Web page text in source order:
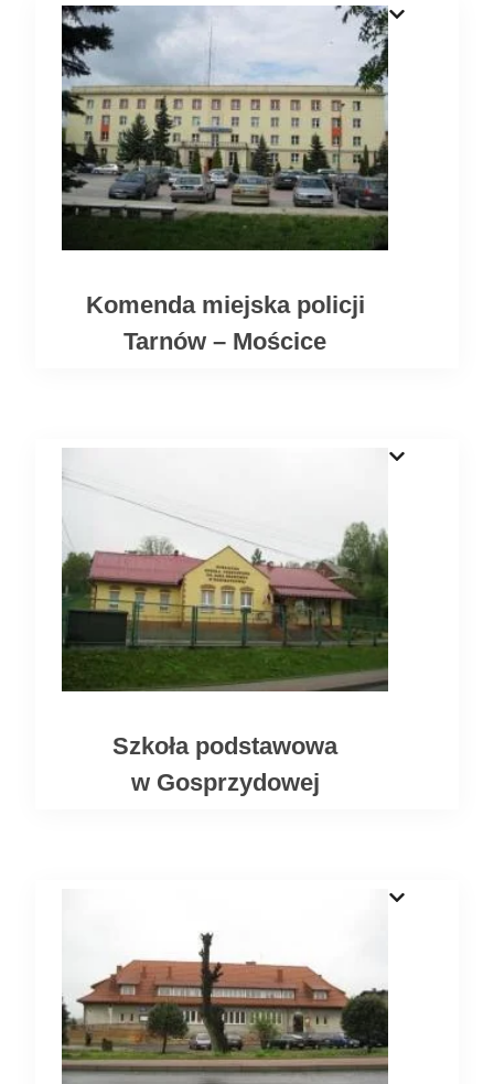
Komenda miejska policji
Tarnów – Mościce
Szkoła podstawowa
w Gosprzydowej